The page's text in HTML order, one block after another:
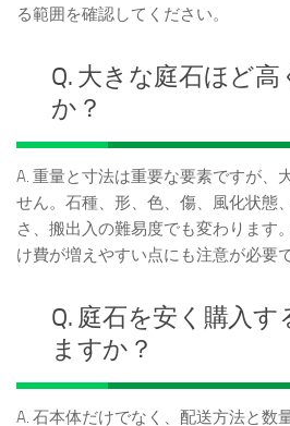
る範囲を確認してください。
Q. 大きな庭石ほど
か？
A. 重量と寸法は重要な要素ですが、
せん。石種、形、色、傷、風化状態
さ、搬出入の難易度でも変わります
け費が増えやすい点にも注意が必要で
Q. 庭石を安く購入す
ますか？
A. 石本体だけでなく、配送方法と数